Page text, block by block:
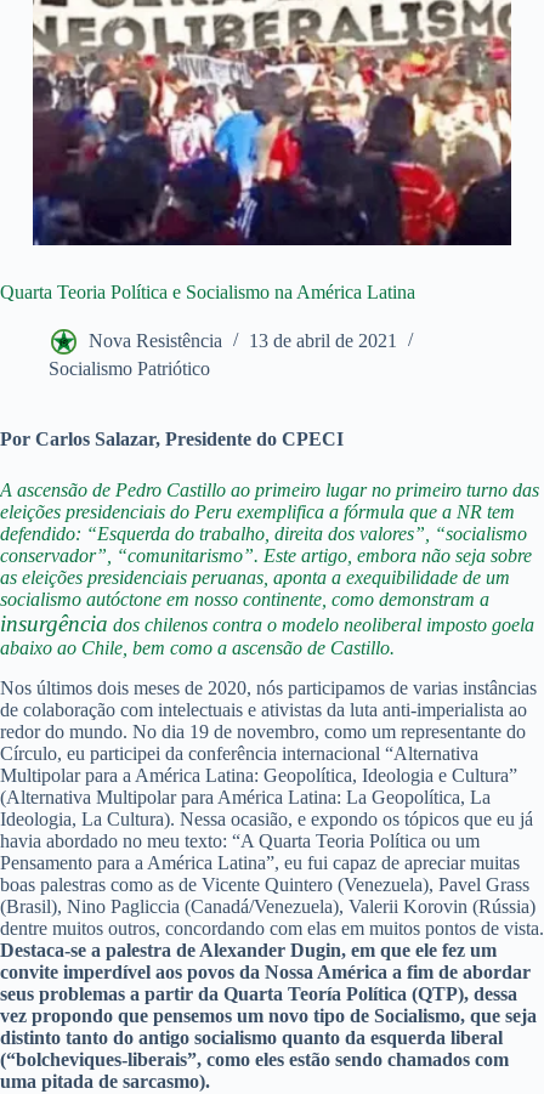
Quarta Teoria Política e Socialismo na América Latina
Nova Resistência
13 de abril de 2021
Socialismo Patriótico
Por Carlos Salazar, Presidente do CPECI
A ascensão de Pedro Castillo ao primeiro lugar no primeiro turno das
eleições presidenciais do Peru exemplifica a fórmula que a NR tem
defendido: “Esquerda do trabalho, direita dos valores”, “socialismo
conservador”, “comunitarismo”. Este artigo, embora não seja sobre
as eleições presidenciais peruanas, aponta a exequibilidade de um
socialismo autóctone em nosso continente, como demonstram a
insurgência dos chilenos contra o modelo neoliberal imposto goela
abaixo ao Chile, bem como a ascensão de Castillo.
Nos últimos dois meses de 2020, nós participamos de varias instâncias
de colaboração com intelectuais e ativistas da luta anti-imperialista ao
redor do mundo. No dia 19 de novembro, como um representante do
Círculo, eu participei da conferência internacional “Alternativa
Multipolar para a América Latina: Geopolítica, Ideologia e Cultura”
(Alternativa Multipolar para América Latina: La Geopolítica, La
Ideologia, La Cultura). Nessa ocasião, e expondo os tópicos que eu já
havia abordado no meu texto: “A Quarta Teoria Política ou um
Pensamento para a América Latina”, eu fui capaz de apreciar muitas
boas palestras como as de Vicente Quintero (Venezuela), Pavel Grass
(Brasil), Nino Pagliccia (Canadá/Venezuela), Valerii Korovin (Rússia)
dentre muitos outros, concordando com elas em muitos pontos de vista.
Destaca-se a palestra de Alexander Dugin, em que ele fez um
convite imperdível aos povos da Nossa América a fim de abordar
seus problemas a partir da Quarta Teoría Política (QTP), dessa
vez propondo que pensemos um novo tipo de Socialismo, que seja
distinto tanto do antigo socialismo quanto da esquerda liberal
(“bolcheviques-liberais”, como eles estão sendo chamados com
uma pitada de sarcasmo).